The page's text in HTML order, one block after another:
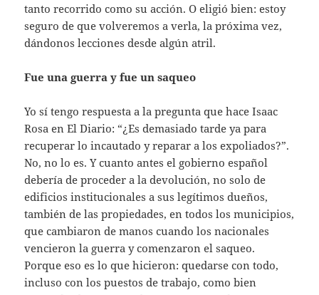
tanto recorrido como su acción. O eligió bien: estoy
seguro de que volveremos a verla, la próxima vez,
dándonos lecciones desde algún atril.
Fue una guerra y fue un saqueo
Yo sí tengo respuesta a la pregunta que hace Isaac
Rosa en El Diario: “¿Es demasiado tarde ya para
recuperar lo incautado y reparar a los expoliados?”.
No, no lo es. Y cuanto antes el gobierno español
debería de proceder a la devolución, no solo de
edificios institucionales a sus legítimos dueños,
también de las propiedades, en todos los municipios,
que cambiaron de manos cuando los nacionales
vencieron la guerra y comenzaron el saqueo.
Porque eso es lo que hicieron: quedarse con todo,
incluso con los puestos de trabajo, como bien